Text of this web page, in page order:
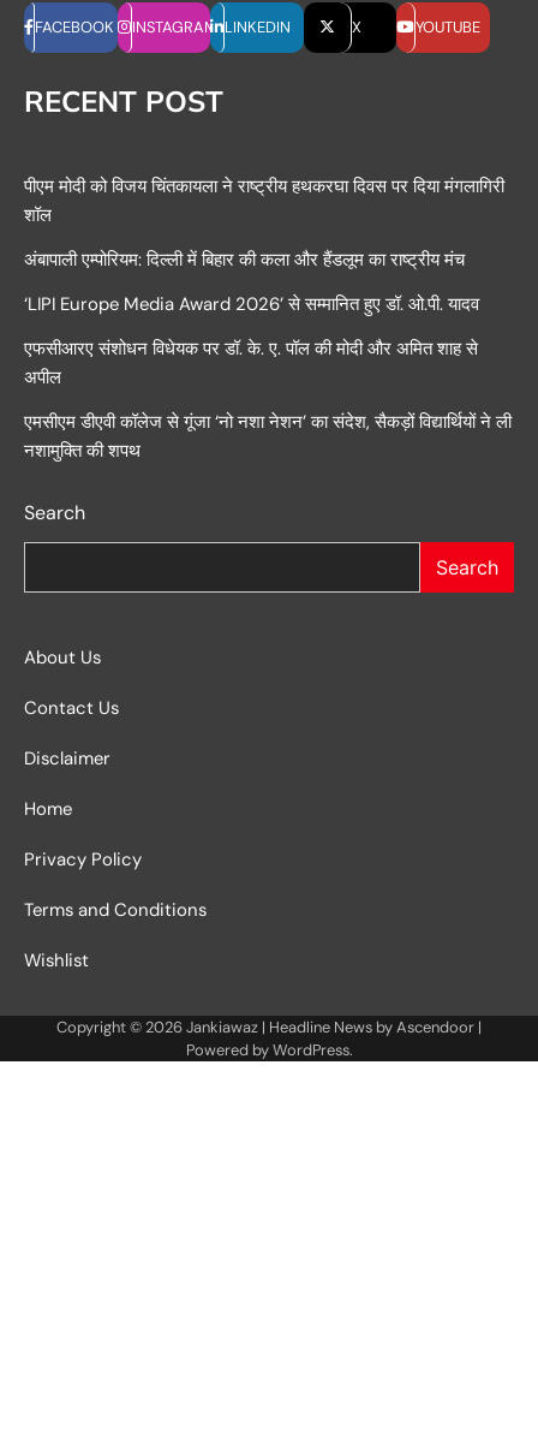
FACEBOOK INSTAGRAM LINKEDIN X YOUTUBE
RECENT POST
पीएम मोदी को विजय चिंतकायला ने राष्ट्रीय हथकरघा दिवस पर दिया मंगलागिरी
शॉल
अंबापाली एम्पोरियम: दिल्ली में बिहार की कला और हैंडलूम का राष्ट्रीय मंच
‘LIPI Europe Media Award 2026’ से सम्मानित हुए डॉ. ओ.पी. यादव
एफसीआरए संशोधन विधेयक पर डॉ. के. ए. पॉल की मोदी और अमित शाह से
अपील
एमसीएम डीएवी कॉलेज से गूंजा ‘नो नशा नेशन’ का संदेश, सैकड़ों विद्यार्थियों ने ली
नशामुक्ति की शपथ
Search
Search
About Us
Contact Us
Disclaimer
Home
Privacy Policy
Terms and Conditions
Wishlist
Copyright © 2026Jankiawaz | Headline News byAscendoor |
Powered byWordPress.